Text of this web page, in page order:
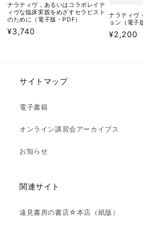
ナラティヴ，あるいはコラボレイテ
ィヴな臨床実践をめざすセラピスト
のために（電子版・PDF）
通
¥3,740
ナラティヴ
ョン（電子
通
¥2,200
サイトマップ
電子書籍
オンライン講習会アーカイブス
お知らせ
関連サイト
遠見書房の書店☆本店（紙版）